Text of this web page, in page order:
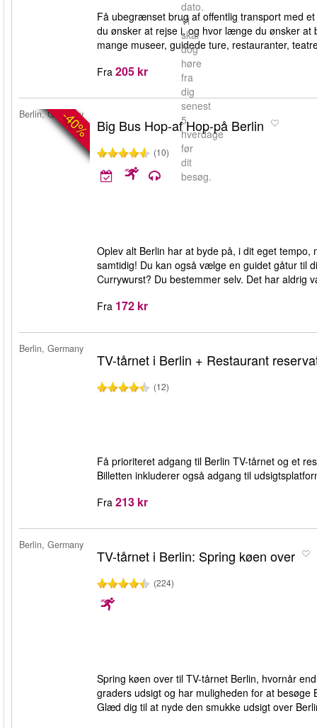
dato.
Vi
skal
dog
høre
fra
dig
senest
5
hverdage
før
dit
besøg.
Få ubegrænset brug af offentlig transport med
du ønsker at rejse i, og hvor længe du ønsker
mange museer, guidede ture, restauranter,
Fra 205 kr
-40%
Berlin, Germany
Big Bus Hop-af Hop-på Berlin
(10)
Oplev alt Berlin har at byde på, i dit eget
samtidig! Du kan også vælge en guidet gåtur til
Currywurst? Du bestemmer selv. Det har aldrig
Fra 172 kr
Berlin, Germany
TV-tårnet i Berlin + Restaurant
(12)
Få prioriteret adgang til Berlin TV-tårnet og et
Billetten inkluderer også adgang til
Fra 213 kr
Berlin, Germany
TV-tårnet i Berlin: Spring køen over
(224)
Spring køen over til TV-tårnet Berlin, hvornår
graders udsigt og har muligheden for at
Glæd dig til at nyde den smukke udsigt over